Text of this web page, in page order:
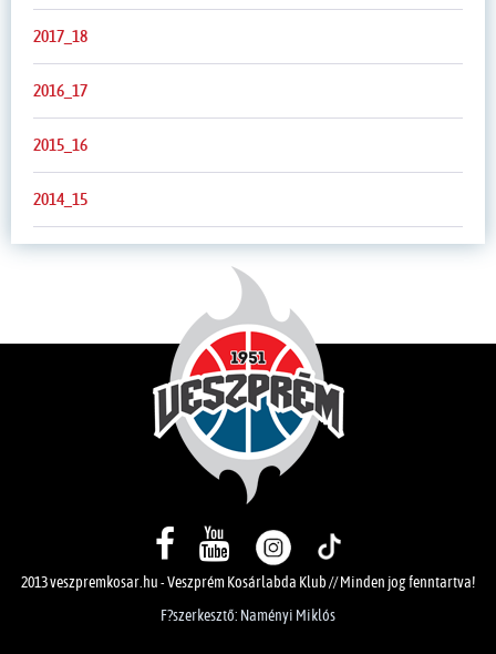
2017_18
2016_17
2015_16
2014_15
2013 veszpremkosar.hu - Veszprém Kosárlabda Klub // Minden jog fenntartva!
F?szerkesztő: Naményi Miklós